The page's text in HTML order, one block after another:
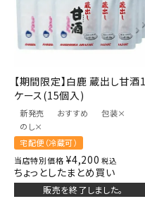
【期間限定】白鹿 蔵出し甘酒1
ケース(15個入)
新発売 おすすめ
包装×
のし×
宅配便（冷蔵可）
当店特別価格 ¥4,200 税込
ちょっとしたまとめ買い
販売を終了しました。